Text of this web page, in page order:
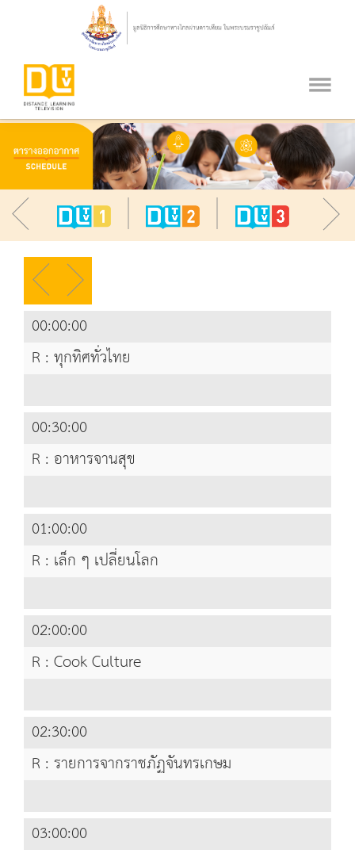
00:00:00
R : ทุกทิศทั่วไทย
00:30:00
R : อาหารจานสุข
01:00:00
R : เล็ก ๆ เปลี่ยนโลก
02:00:00
R : Cook Culture
02:30:00
R : รายการจากราชภัฏจันทรเกษม
03:00:00